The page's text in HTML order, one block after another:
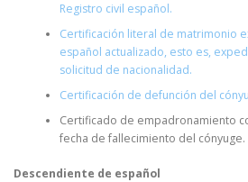
Registro civil español.
Certificación literal de matrimonio
español actualizado, esto es,
solicitud de nacionalidad.
Certificación de defunción del
Certificado de empadronamiento
fecha de fallecimiento del cónyuge.
Descendiente de español